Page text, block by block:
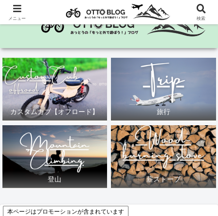
カスタムカブ【オフロード】 旅行
登山 薪ストーブ
本ページはプロモーションが含まれています
メニュー 検索